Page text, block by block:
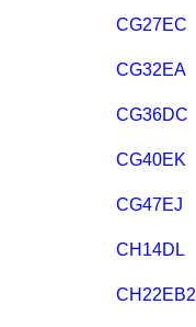
CG27EC
CG32EA
CG36DC
CG40EK
CG47EJ
CH14DL
CH22EB2